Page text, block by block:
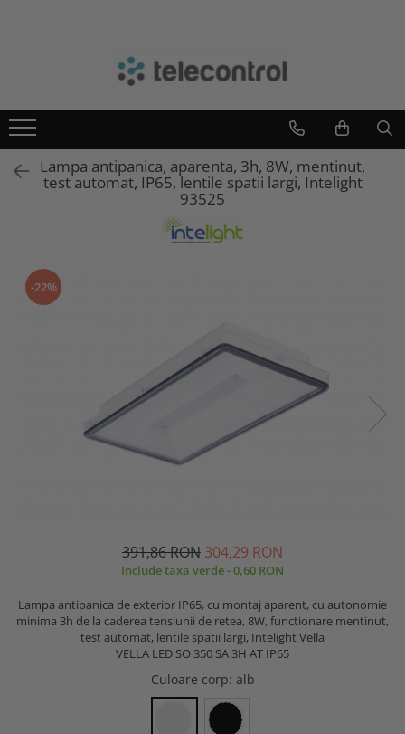
Teletask
Intelight
Hikvision
Lampa antipanica, aparenta, 3h, 8W, mentinut,
test automat, IP65, lentile spatii largi, Intelight
93525
-22%
391,86 RON 304,29 RON
Include taxa verde - 0,60 RON
Lampa antipanica de exterior IP65, cu montaj aparent, cu autonomie
minima 3h de la caderea tensiunii de retea, 8W, functionare mentinut,
test automat, lentile spatii largi, Intelight Vella
VELLA LED SO 350 SA 3H AT IP65
Culoare corp: alb